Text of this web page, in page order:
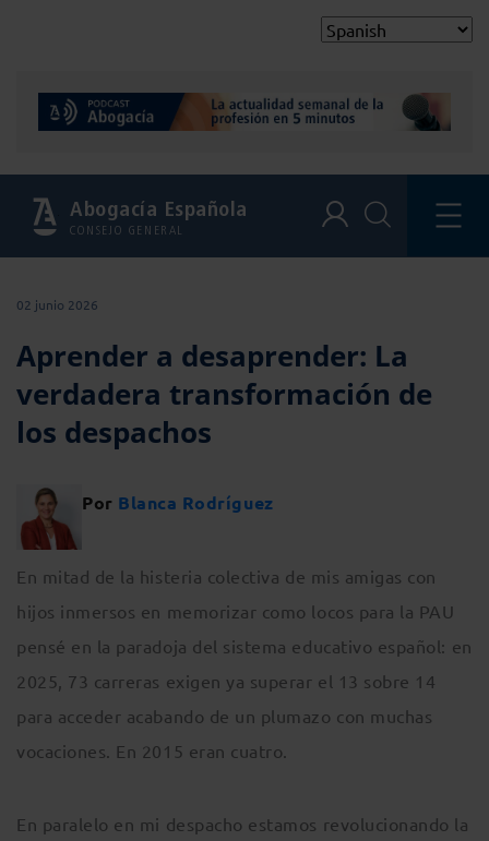
Abogacía Española
CONSEJO GENERAL
02 junio 2026
Aprender a desaprender: La
verdadera transformación de
los despachos
Por Blanca Rodríguez
En mitad de la histeria colectiva de mis amigas con
hijos inmersos en memorizar como locos para la PAU
pensé en la paradoja del sistema educativo español: en
2025, 73 carreras exigen ya superar el 13 sobre 14
para acceder acabando de un plumazo con muchas
vocaciones. En 2015 eran cuatro.
En paralelo en mi despacho estamos revolucionando la